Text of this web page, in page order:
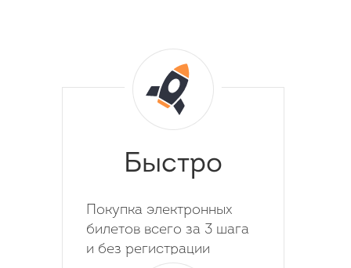
Быстро
Покупка электронных
билетов всего за 3 шага
и без регистрации